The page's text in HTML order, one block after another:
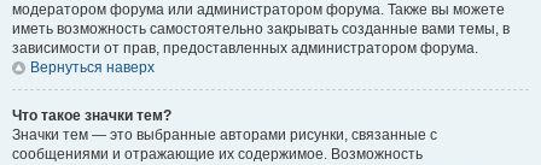
модератором форума или администратором форума. Также вы можете
иметь возможность самостоятельно закрывать созданные вами темы, в
зависимости от прав, предоставленных администратором форума.
Вернуться наверх
Что такое значки тем?
Значки тем — это выбранные авторами рисунки, связанные с
сообщениями и отражающие их содержимое. Возможность